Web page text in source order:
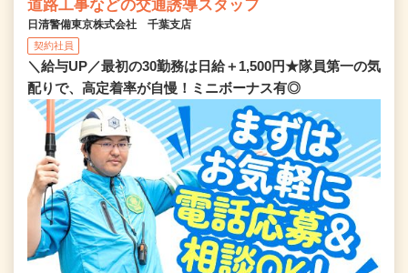
道路工事などの交通誘導スタッフ
日清警備東京株式会社 千葉支店
契約社員
＼給与UP／最初の30勤務は日給＋1,500円★隊員第一の気
配りで、高定着率が自慢！ミニボーナス有◎